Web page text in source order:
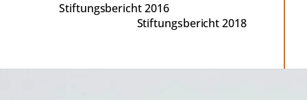
Stiftungsbericht 2016
Stiftungsbericht 2018